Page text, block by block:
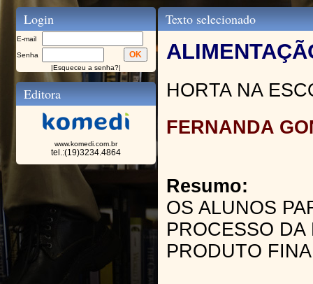
Login
E-mail
Senha
|Esqueceu a senha?|
Editora
www.komedi.com.br
tel.:(19)3234.4864
Texto selecionado
HORTA NA
FERNANDA
Resumo:
OS ALUNOS
PROCESSO DA
PRODUTO